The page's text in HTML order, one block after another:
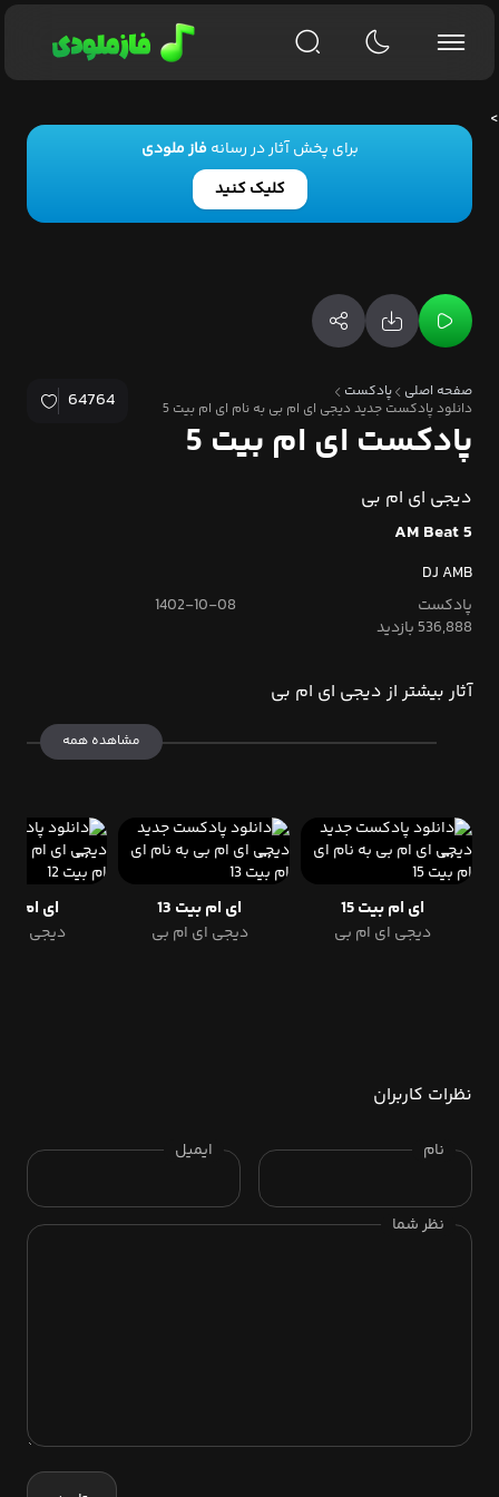
برای پخش آثار در رسانهفاز ملودی
کلیک کنید
صفحه اصلی
پادکست
دانلود پادکست جدید دیجی ای ام بی به نام ای ام بیت 5
64764
پادکست ای ام بیت 5
دیجی ای ام بی
AM Beat 5
DJ AMB
پادکست
1402-10-08
536,888 بازدید
آثار بیشتر از دیجی ای ام بی
مشاهده همه
ای ام بیت 15
دیجی ای ام بی
ای ام بیت 13
دیجی ای ام بی
ای ام بیت
دیجی ای
نظرات کاربران
نام ایمیل
نظر شما
>